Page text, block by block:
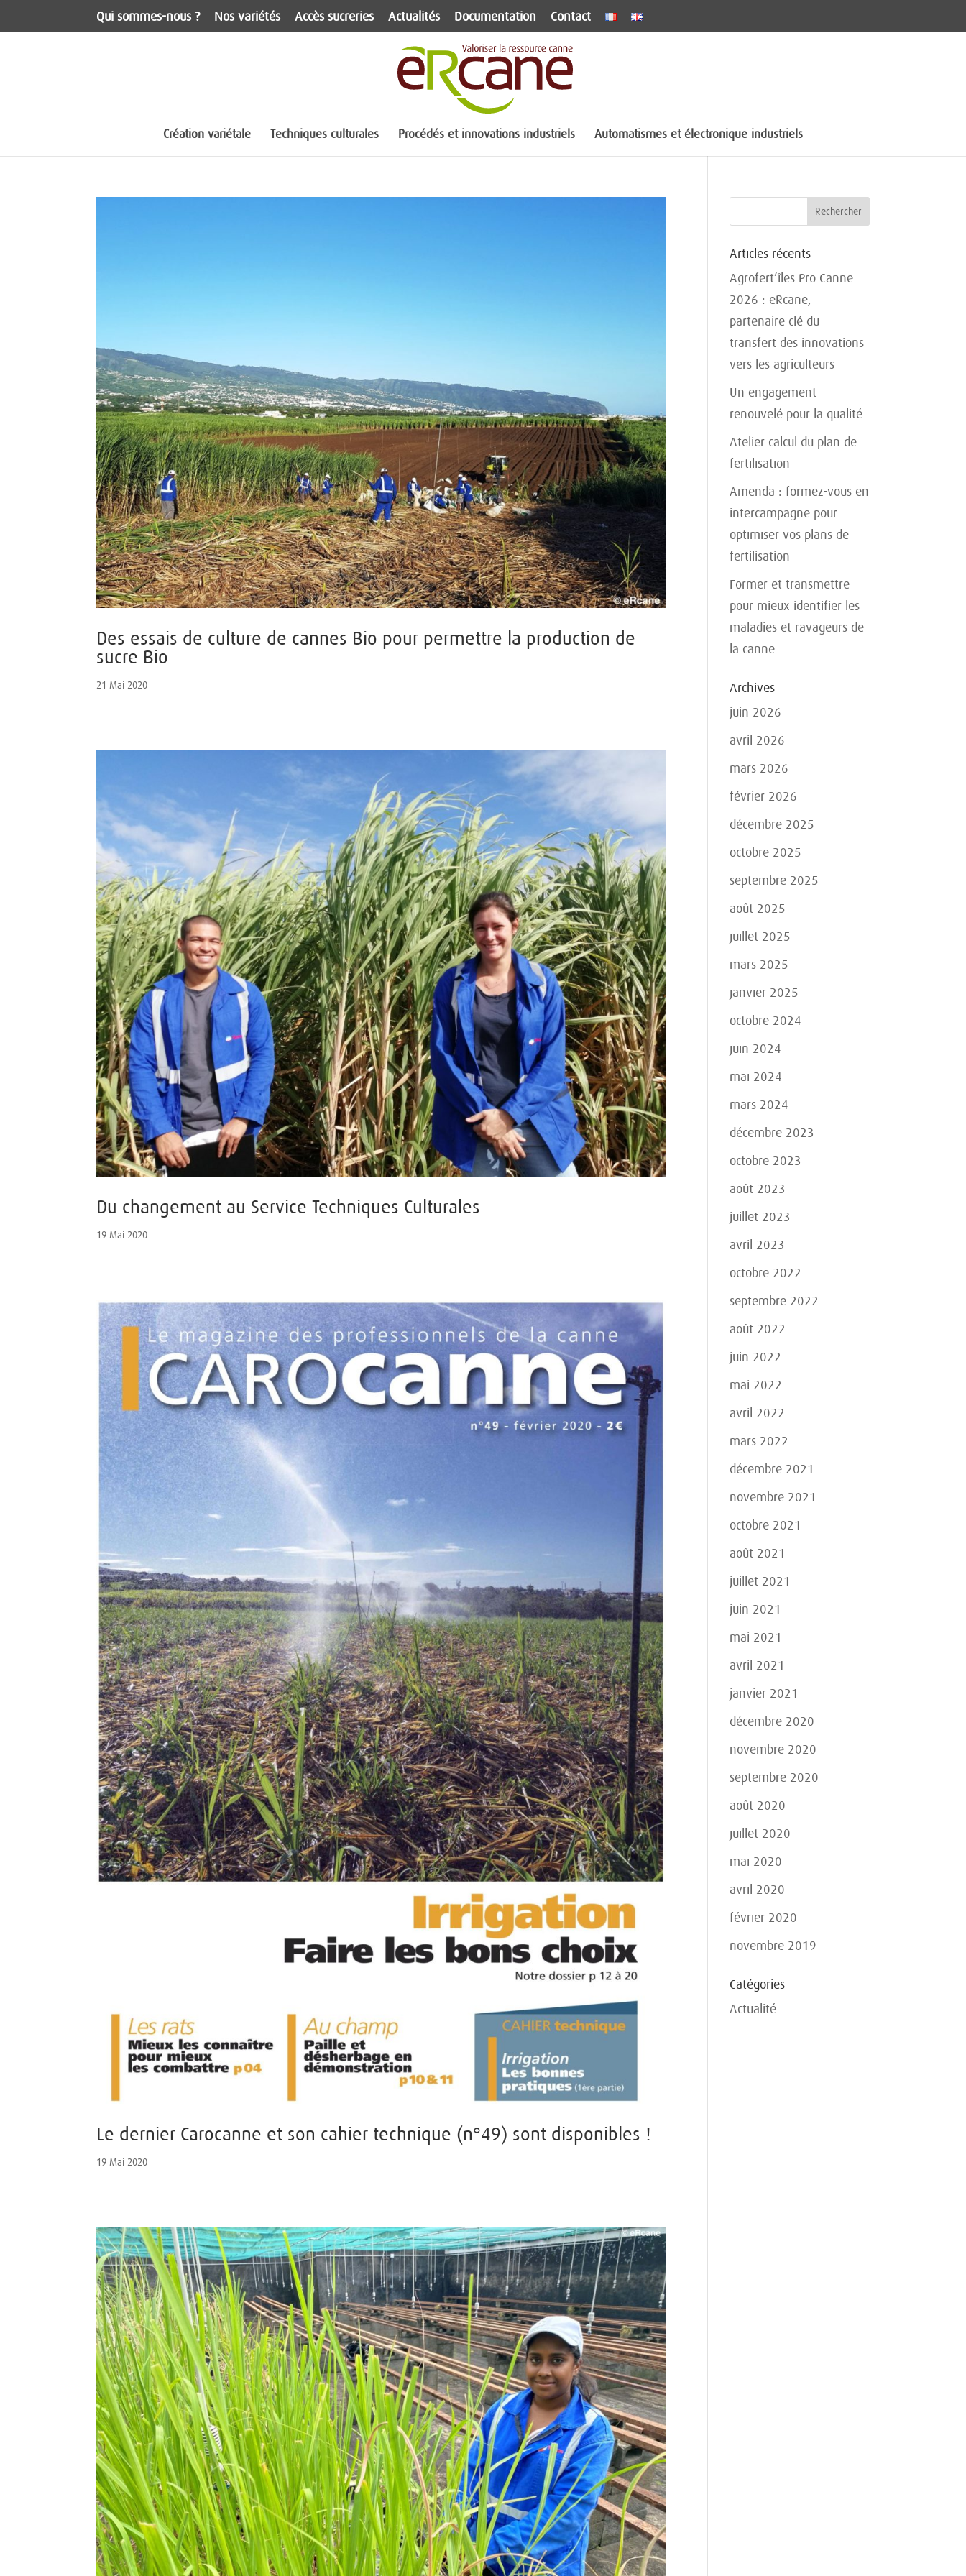
Qui sommes-nous ? Nos variétés Accès sucreries Actualités Documentation Contact
Création variétale Techniques culturales Procédés et innovations industriels Automatismes et électronique industriels
Des essais de culture de cannes Bio pour permettre la production de
sucre Bio
21 Mai 2020
Du changement au Service Techniques Culturales
19 Mai 2020
Le dernier Carocanne et son cahier technique (n°49) sont disponibles !
19 Mai 2020
Articles récents
Agrofert’îles Pro Canne
2026 : eRcane,
partenaire clé du
transfert des innovations
vers les agriculteurs
Un engagement
renouvelé pour la qualité
Atelier calcul du plan de
fertilisation
Amenda : formez-vous en
intercampagne pour
optimiser vos plans de
fertilisation
Former et transmettre
pour mieux identifier les
maladies et ravageurs de
la canne
Archives
juin 2026
avril 2026
mars 2026
février 2026
décembre 2025
octobre 2025
septembre 2025
août 2025
juillet 2025
mars 2025
janvier 2025
octobre 2024
juin 2024
mai 2024
mars 2024
décembre 2023
octobre 2023
août 2023
juillet 2023
avril 2023
octobre 2022
septembre 2022
août 2022
juin 2022
mai 2022
avril 2022
mars 2022
décembre 2021
novembre 2021
octobre 2021
août 2021
juillet 2021
juin 2021
mai 2021
avril 2021
janvier 2021
décembre 2020
novembre 2020
septembre 2020
août 2020
juillet 2020
mai 2020
avril 2020
février 2020
novembre 2019
Catégories
Actualité